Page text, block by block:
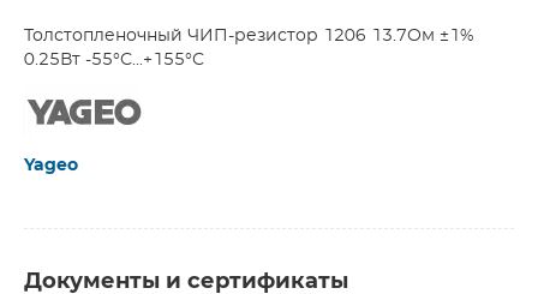
Толстопленочный ЧИП-резистор 1206 13.7Ом ±1%
0.25Вт -55°С...+155°С
Yageo
Документы и сертификаты